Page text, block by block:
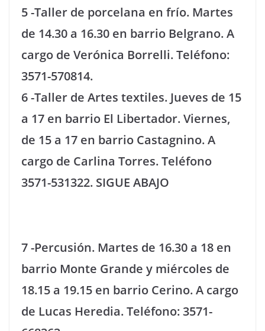
5 -Taller de porcelana en frío. Martes
de 14.30 a 16.30 en barrio Belgrano. A
cargo de Verónica Borrelli. Teléfono:
3571-570814.
6 -Taller de Artes textiles. Jueves de 15
a 17 en barrio El Libertador. Viernes,
de 15 a 17 en barrio Castagnino. A
cargo de Carlina Torres. Teléfono
3571-531322. SIGUE ABAJO
7 -Percusión. Martes de 16.30 a 18 en
barrio Monte Grande y miércoles de
18.15 a 19.15 en barrio Cerino. A cargo
de Lucas Heredia. Teléfono: 3571-